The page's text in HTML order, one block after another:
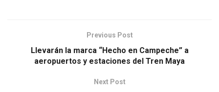
Previous Post
Llevarán la marca “Hecho en Campeche” a
aeropuertos y estaciones del Tren Maya
Next Post